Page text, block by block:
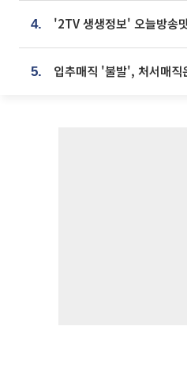
4.
5. 입추매직 '불발', 처서매직